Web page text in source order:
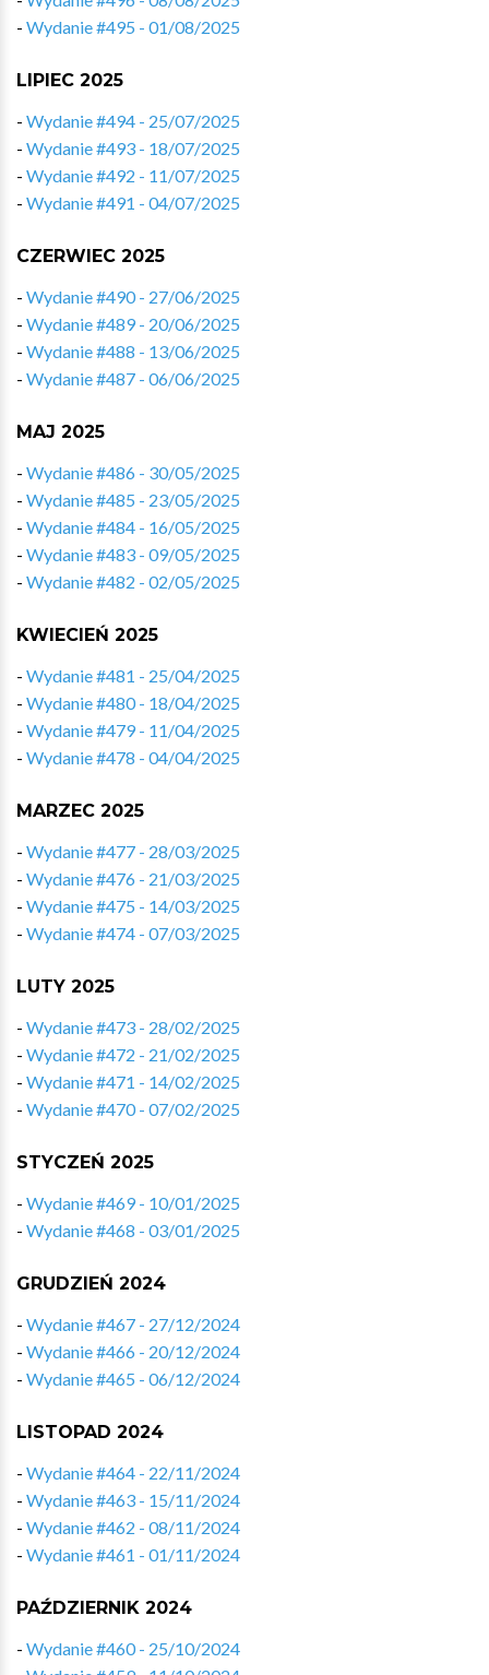
- Wydanie #495 - 01/08/2025
LIPIEC 2025
- Wydanie #494 - 25/07/2025
- Wydanie #493 - 18/07/2025
- Wydanie #492 - 11/07/2025
- Wydanie #491 - 04/07/2025
CZERWIEC 2025
- Wydanie #490 - 27/06/2025
- Wydanie #489 - 20/06/2025
- Wydanie #488 - 13/06/2025
- Wydanie #487 - 06/06/2025
MAJ 2025
- Wydanie #486 - 30/05/2025
- Wydanie #485 - 23/05/2025
- Wydanie #484 - 16/05/2025
- Wydanie #483 - 09/05/2025
- Wydanie #482 - 02/05/2025
KWIECIEŃ 2025
- Wydanie #481 - 25/04/2025
- Wydanie #480 - 18/04/2025
- Wydanie #479 - 11/04/2025
- Wydanie #478 - 04/04/2025
MARZEC 2025
- Wydanie #477 - 28/03/2025
- Wydanie #476 - 21/03/2025
- Wydanie #475 - 14/03/2025
- Wydanie #474 - 07/03/2025
LUTY 2025
- Wydanie #473 - 28/02/2025
- Wydanie #472 - 21/02/2025
- Wydanie #471 - 14/02/2025
- Wydanie #470 - 07/02/2025
STYCZEŃ 2025
- Wydanie #469 - 10/01/2025
- Wydanie #468 - 03/01/2025
GRUDZIEŃ 2024
- Wydanie #467 - 27/12/2024
- Wydanie #466 - 20/12/2024
- Wydanie #465 - 06/12/2024
LISTOPAD 2024
- Wydanie #464 - 22/11/2024
- Wydanie #463 - 15/11/2024
- Wydanie #462 - 08/11/2024
- Wydanie #461 - 01/11/2024
PAŹDZIERNIK 2024
- Wydanie #460 - 25/10/2024